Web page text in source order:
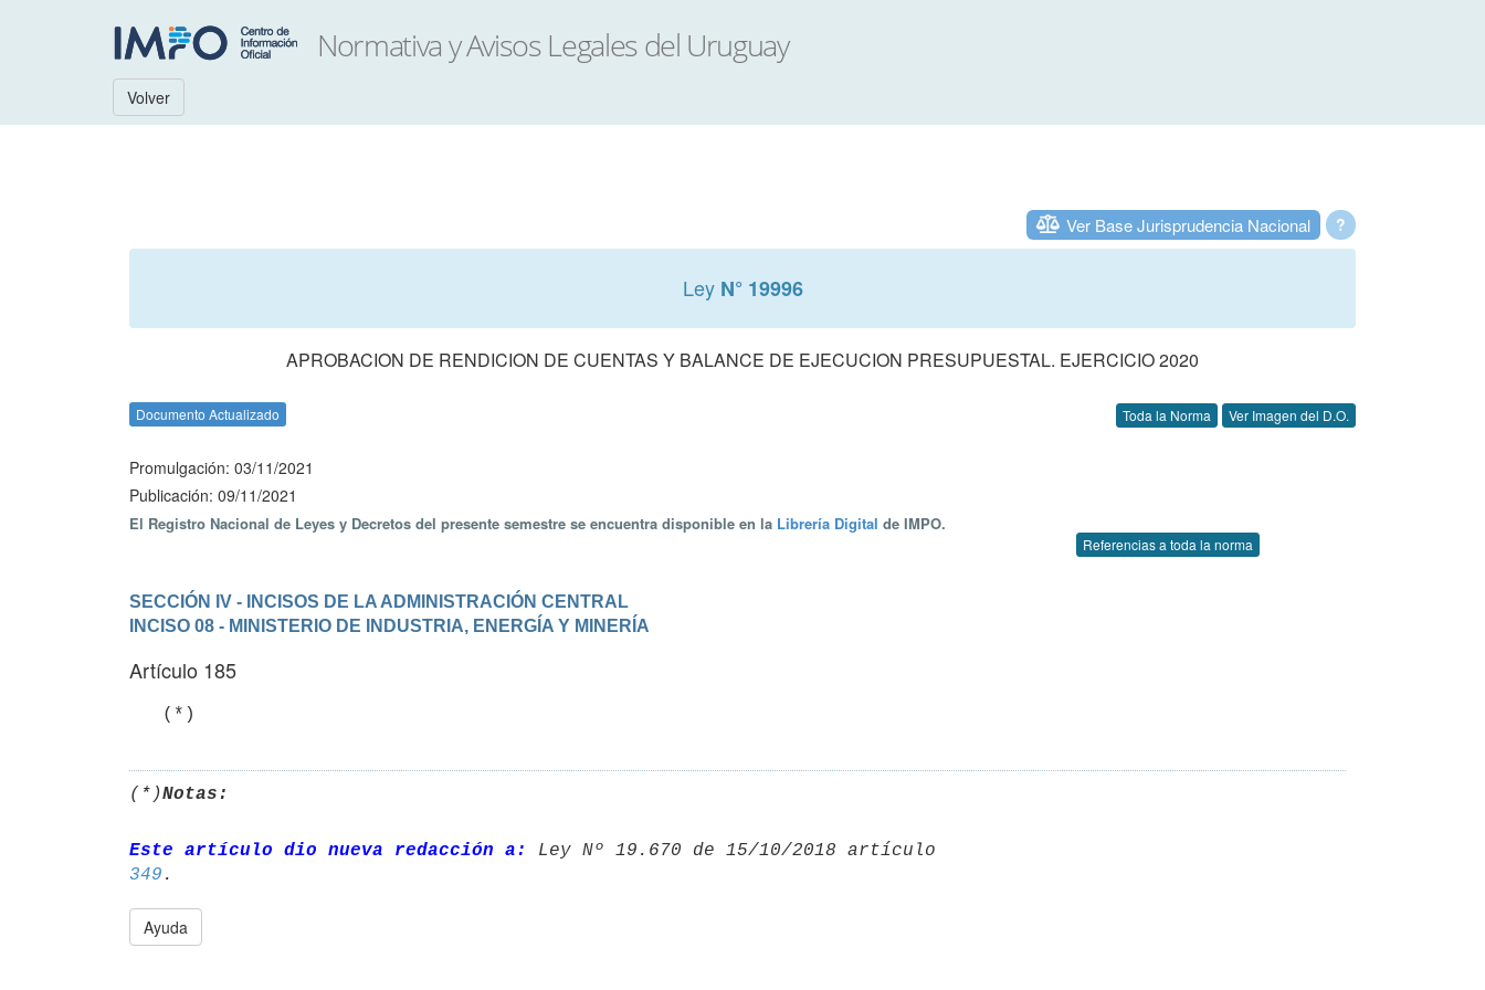
Volver
?
Ver Base Jurisprudencia Nacional
Ley N° 19996
APROBACION DE RENDICION DE CUENTAS Y BALANCE DE EJECUCION PRESUPUESTAL. EJERCICIO 2020
Documento Actualizado Toda la Norma Ver Imagen del D.O.
Promulgación: 03/11/2021
Publicación: 09/11/2021
El Registro Nacional de Leyes y Decretos del presente semestre se encuentra disponible en la Librería Digital de IMPO.
Referencias a toda la norma
SECCIÓN IV - INCISOS DE LA ADMINISTRACIÓN CENTRAL
INCISO 08 - MINISTERIO DE INDUSTRIA, ENERGÍA Y MINERÍA
Artículo 185
   (*)
(*)Notas:
Este artículo dio nueva redacción a:
349
Ayuda